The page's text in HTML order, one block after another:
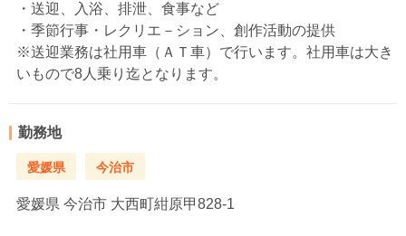
・送迎、入浴、排泄、食事など
・季節行事・レクリエ－ション、創作活動の提供
※送迎業務は社用車（ＡＴ車）で行います。社用車は大き
いもので8人乗り迄となります。
勤務地
愛媛県 今治市
愛媛県 今治市 大西町紺原甲828-1